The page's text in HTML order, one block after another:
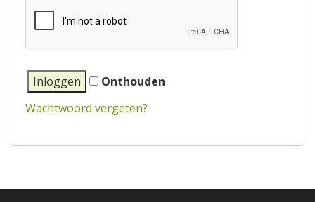
Inloggen
Onthouden
Wachtwoord vergeten?